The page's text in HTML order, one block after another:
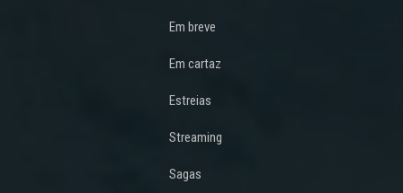
Em breve
Em cartaz
Estreias
Streaming
Sagas